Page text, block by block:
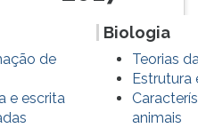
Biologia
de
e escrita
Teorias
Estrutura
animais